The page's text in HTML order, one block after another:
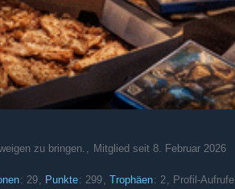
zu bringen.
Mitglied seit 8. Februar 2026
29 Punkte 299 Trophäen 2 Profil-Aufrufe